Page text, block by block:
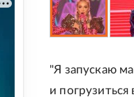
"Я запускаю
и